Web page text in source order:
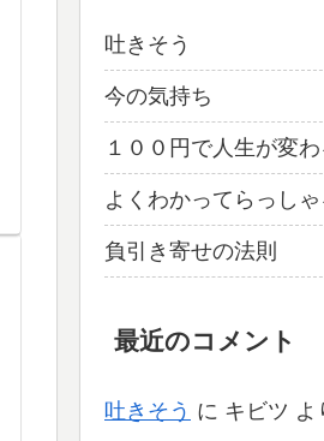
吐きそう
今の気持ち
１００円で人生が変わ
よくわかってらっしゃ
負引き寄せの法則
最近のコメント
吐きそう に キビツ よ